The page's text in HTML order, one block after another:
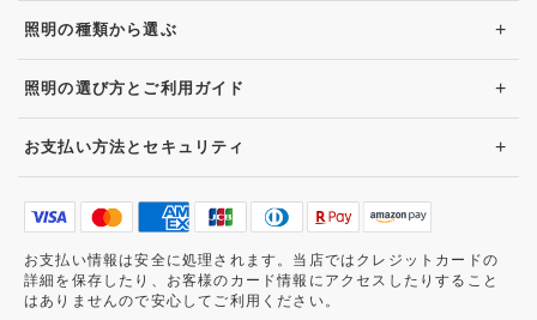
照明の種類から選ぶ +
照明の選び方とご利用ガイド +
お支払い方法とセキュリティ +
お支払い情報は安全に処理されます。当店ではクレジットカードの
詳細を保存したり、お客様のカード情報にアクセスしたりすること
はありませんので安心してご利用ください。